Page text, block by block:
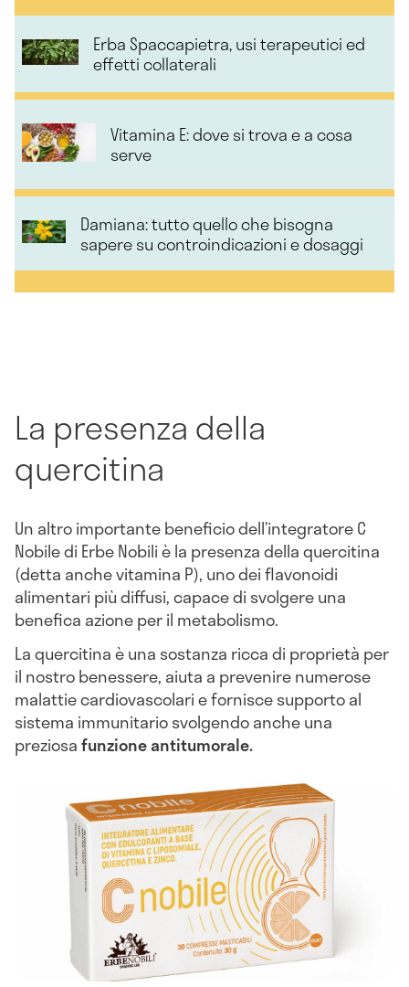
Erba Spaccapietra, usi terapeutici ed
effetti collaterali
Vitamina E: dove si trova e a cosa
serve
Damiana: tutto quello che bisogna
sapere su controindicazioni e dosaggi
La presenza della
quercitina
Un altro importante beneficio dell’integratore C
Nobile di Erbe Nobili è la presenza della quercitina
(detta anche vitamina P), uno dei flavonoidi
alimentari più diffusi, capace di svolgere una
benefica azione per il metabolismo.
La quercitina è una sostanza ricca di proprietà per
il nostro benessere, aiuta a prevenire numerose
malattie cardiovascolari e fornisce supporto al
sistema immunitario svolgendo anche una
preziosafunzione antitumorale.